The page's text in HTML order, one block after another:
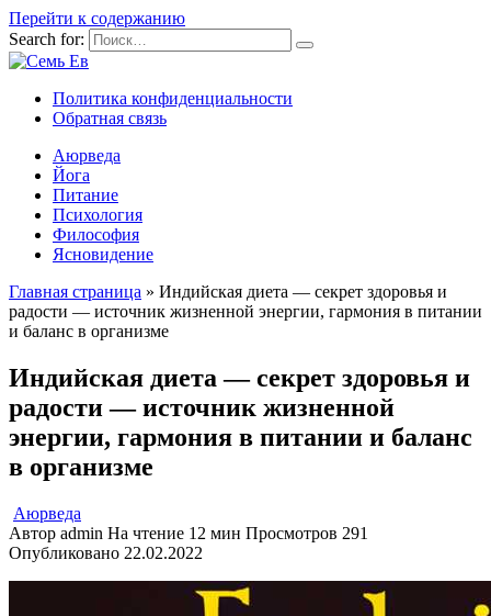
Перейти к содержанию
Search for:
Политика конфиденциальности
Обратная связь
Аюрведа
Йога
Питание
Психология
Философия
Ясновидение
Главная страница » Индийская диета — секрет здоровья и
радости — источник жизненной энергии, гармония в питании
и баланс в организме
Индийская диета — секрет здоровья и
радости — источник жизненной
энергии, гармония в питании и баланс
в организме
Аюрведа
Автор admin На чтение 12 мин Просмотров 291
Опубликовано 22.02.2022